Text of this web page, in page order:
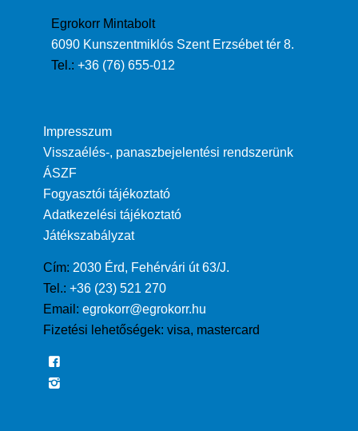
Egrokorr Mintabolt
6090 Kunszentmiklós Szent Erzsébet tér 8.
Tel.: +36 (76) 655-012
Impresszum
Visszaélés-, panaszbejelentési rendszerünk
ÁSZF
Fogyasztói tájékoztató
Adatkezelési tájékoztató
Játékszabályzat
Cím: 2030 Érd, Fehérvári út 63/J.
Tel.: +36 (23) 521 270
Email: egrokorr@egrokorr.hu
Fizetési lehetőségek: visa, mastercard